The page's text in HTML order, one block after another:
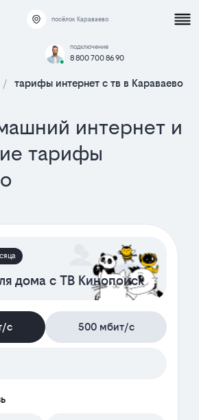
посёлок Караваево
подключение
8 800 700 86 90
/ тарифы интернет c тв в Караваево
интернет и
тарифы
дома с ТВ Кинопоиск
с 500 мбит/с